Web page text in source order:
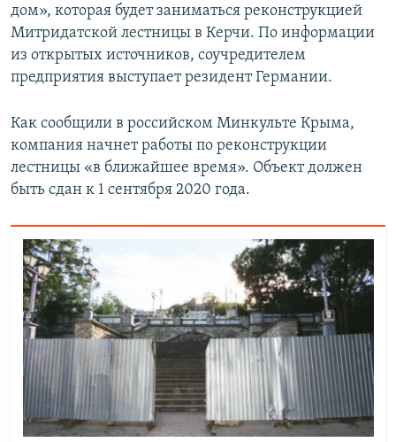
дом», которая будет заниматься реконструкцией
Митридатской лестницы в Керчи. По информации
из открытых источников, соучредителем
предприятия выступает резидент Германии.
Как сообщили в российском Минкульте Крыма,
компания начнет работы по реконструкции
лестницы «в ближайшее время». Объект должен
быть сдан к 1 сентября 2020 года.